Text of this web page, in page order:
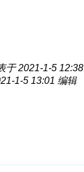
于 2021-1-5 12:38
1-5 13:01 编辑